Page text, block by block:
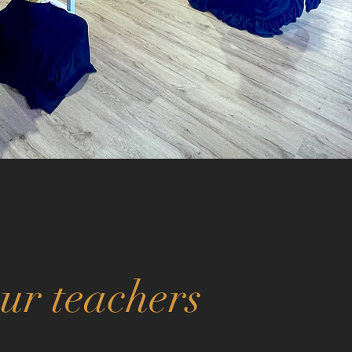
teachers